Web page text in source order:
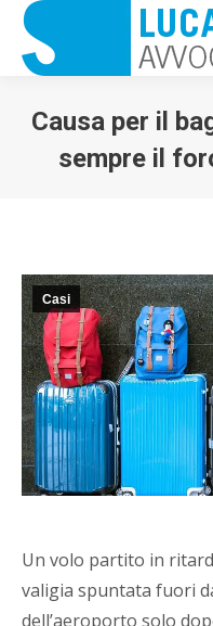
Causa per il
sempre il
Casi
Un volo partito in
valigia spuntata fuori
dell’aeroporto solo